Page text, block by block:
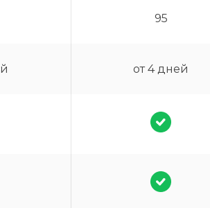
95
от 4 дней